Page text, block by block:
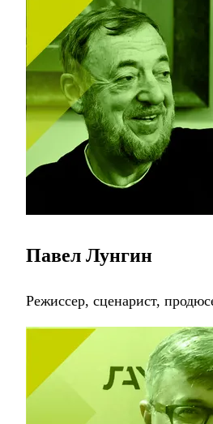
Павел Лунгин
Режиссер, сценарист,